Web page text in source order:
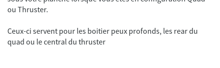
Ceux-ci servent pour les boitier peux profonds, les rear du
quad ou le central du thruster